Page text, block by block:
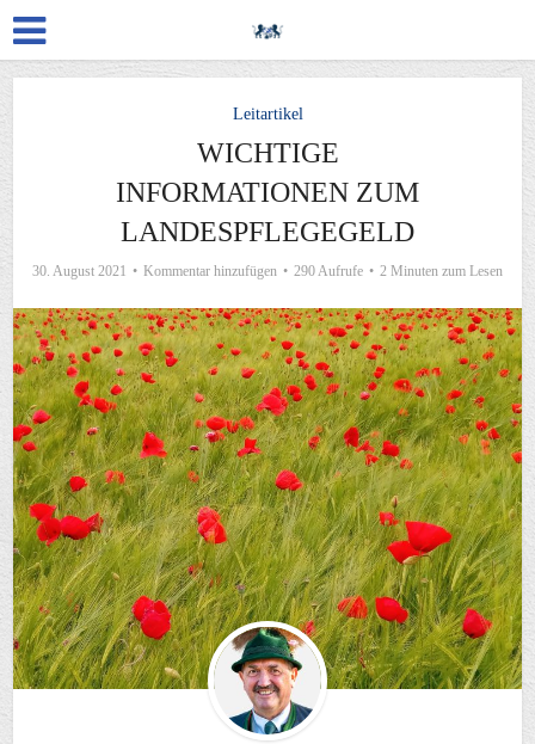
Leitartikel
WICHTIGE
INFORMATIONEN ZUM
LANDESPFLEGEGELD
30. August 2021 Kommentar hinzufügen 290 Aufrufe 2 Minuten zum Lesen